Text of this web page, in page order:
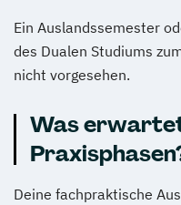
Ein Auslandssemester
des Dualen Studiums
nicht vorgesehen.
Was
Deine fachpraktische